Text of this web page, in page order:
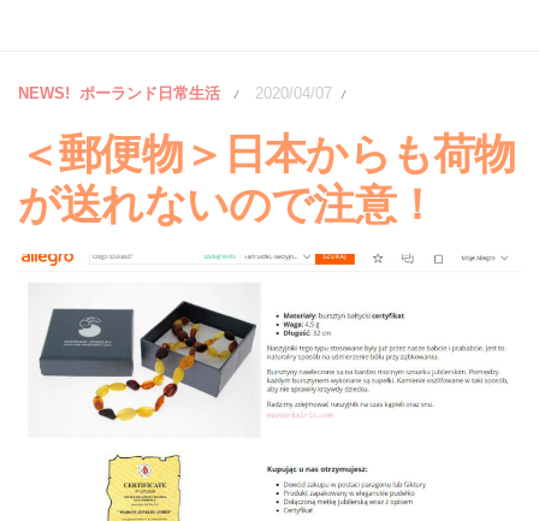
NEWS! ポーランド日常生活 / 2020/04/07 /
＜郵便物＞日本からも荷物
が送れないので注意！